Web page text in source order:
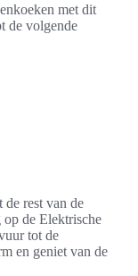
met dit
de volgende
de rest van de
op de Elektrische
tot de
en geniet van de